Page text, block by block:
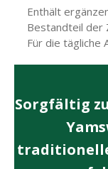
Enthält
Bestandteil der
Für die tägliche
Sorgfältig